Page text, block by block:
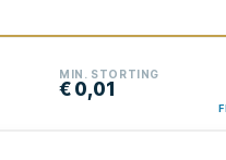
MIN. STORTING
€ 0,01